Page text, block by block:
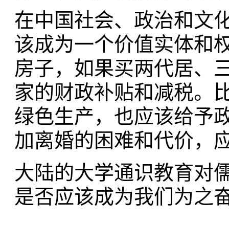
在中国社会、政治和文
该成为一个价值实体和
房子，如果买两代居、
家的财政补贴和减税。
绿色生产，也应该给予
加离婚的困难和代价，
大陆的大学通识教育对
是否应该成为我们为之